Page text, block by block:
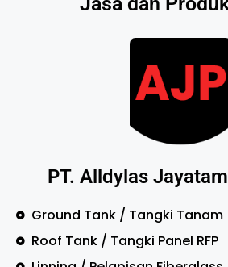
PT. Alldylas
Ground Tank / Tangki Tanam
Roof Tank / Tangki Panel RFP